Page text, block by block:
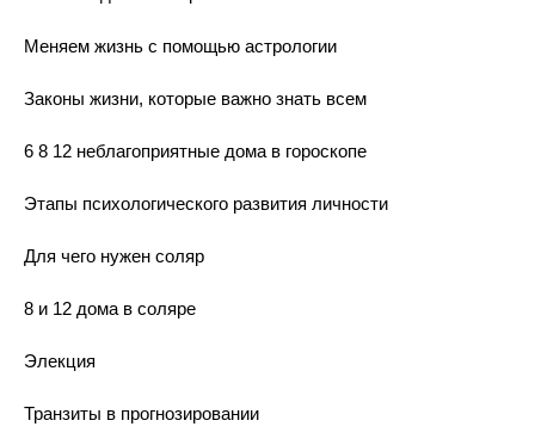
Меняем жизнь с помощью астрологии
Законы жизни, которые важно знать всем
6 8 12 неблагоприятные дома в гороскопе
Этапы психологического развития личности
Для чего нужен соляр
8 и 12 дома в соляре
Элекция
Транзиты в прогнозировании